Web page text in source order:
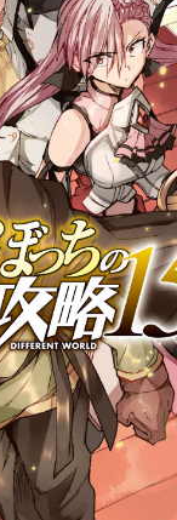
お問い合
ガルド コミ
パルフェ コミ
る